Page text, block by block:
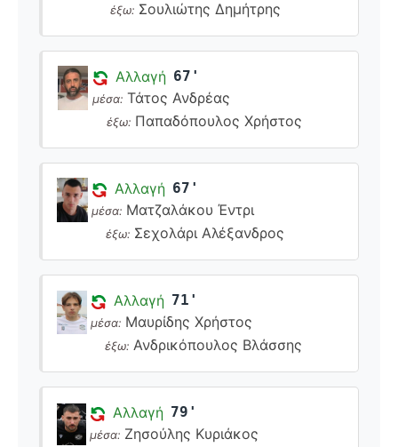
έξω: Σουλιώτης Δημήτρης
Αλλαγή 67'
μέσα: Τάτος Ανδρέας
έξω: Παπαδόπουλος Χρήστος
Αλλαγή 67'
μέσα: Ματζαλάκου Έντρι
έξω: Σεχολάρι Αλέξανδρος
Αλλαγή 71'
μέσα: Μαυρίδης Χρήστος
έξω: Ανδρικόπουλος Βλάσσης
Αλλαγή 79'
μέσα: Ζησούλης Κυριάκος